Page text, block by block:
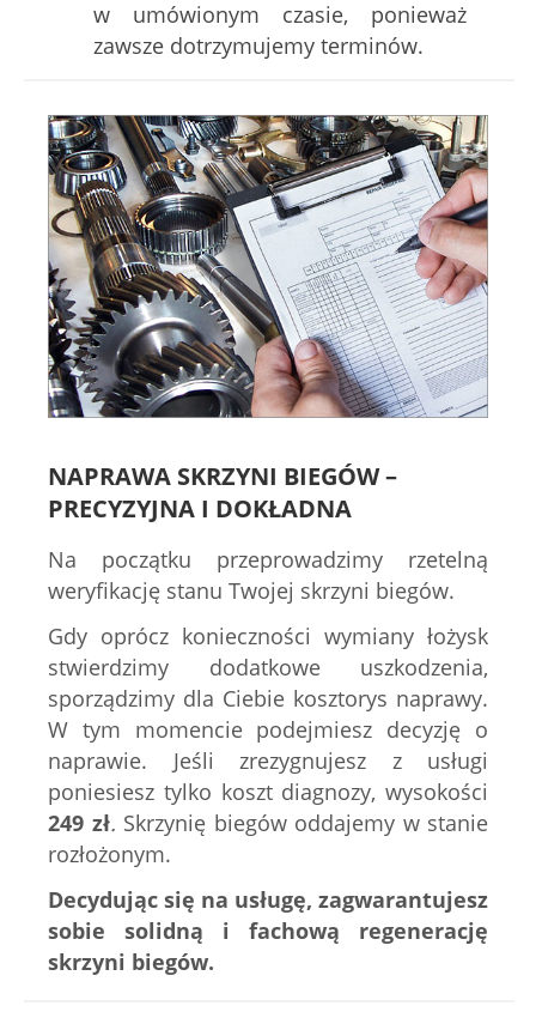
w umówionym czasie, ponieważ
zawsze dotrzymujemy terminów.
NAPRAWA SKRZYNI BIEGÓW –
PRECYZYJNA I DOKŁADNA
Na początku przeprowadzimy rzetelną
weryfikację stanu Twojej skrzyni biegów.
Gdy oprócz konieczności wymiany łożysk
stwierdzimy dodatkowe uszkodzenia,
sporządzimy dla Ciebie kosztorys naprawy.
W tym momencie podejmiesz decyzję o
naprawie. Jeśli zrezygnujesz z usługi
poniesiesz tylko koszt diagnozy, wysokości
249 zł. Skrzynię biegów oddajemy w stanie
rozłożonym.
Decydując się na usługę, zagwarantujesz
sobie solidną i fachową regenerację
skrzyni biegów.